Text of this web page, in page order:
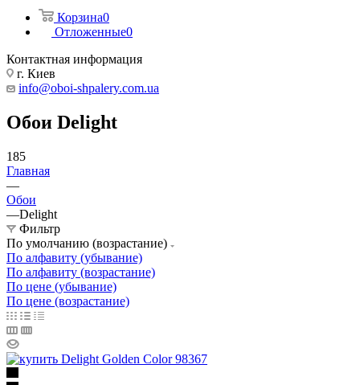
Корзина0
Отложенные0
Контактная информация
г. Киев
info@oboi-shpalery.com.ua
Обои Delight
185
Главная
—
Обои
—Delight
Фильтр
По умолчанию (возрастание)
По алфавиту (убывание)
По алфавиту (возрастание)
По цене (убывание)
По цене (возрастание)